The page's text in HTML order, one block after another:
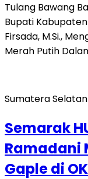
Tulang Bawang
Bupati
Firsada, M.Si.,
Merah Putih
Sumatera Selatan
Semarak
Ramadani
Gaple di